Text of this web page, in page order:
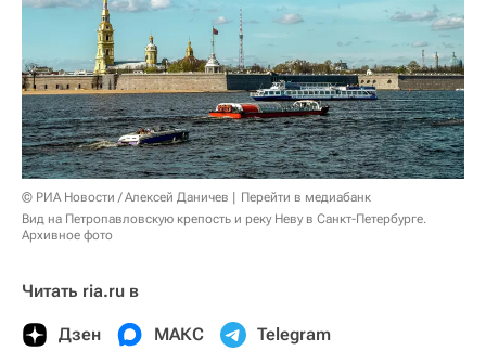
© РИА Новости / Алексей Даничев
Перейти в медиабанк
Вид на Петропавловскую крепость и реку Неву в Санкт-Петербурге.
Архивное фото
Читать ria.ru в
Дзен МАКС Telegram